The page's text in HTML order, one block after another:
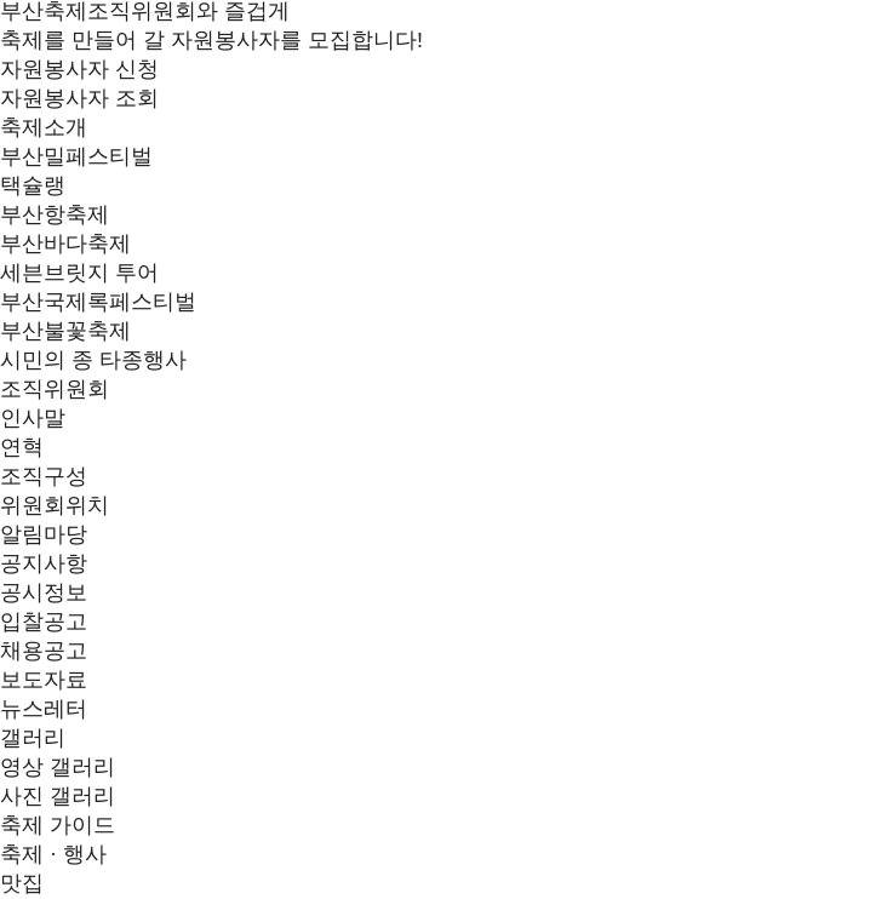
부산축제조직위원회와 즐겁게
축제를 만들어 갈 자원봉사자를 모집합니다!
자원봉사자 신청
자원봉사자 조회
축제소개
부산밀페스티벌
택슐랭
부산항축제
부산바다축제
세븐브릿지 투어
부산국제록페스티벌
부산불꽃축제
시민의 종 타종행사
조직위원회
인사말
연혁
조직구성
위원회위치
알림마당
공지사항
공시정보
입찰공고
채용공고
보도자료
뉴스레터
갤러리
영상 갤러리
사진 갤러리
축제 가이드
축제 · 행사
맛집